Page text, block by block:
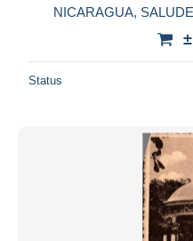
NICARAGUA,
Status